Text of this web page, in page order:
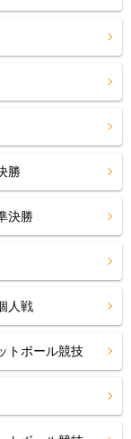
勝
決勝
人戦
トボール競技